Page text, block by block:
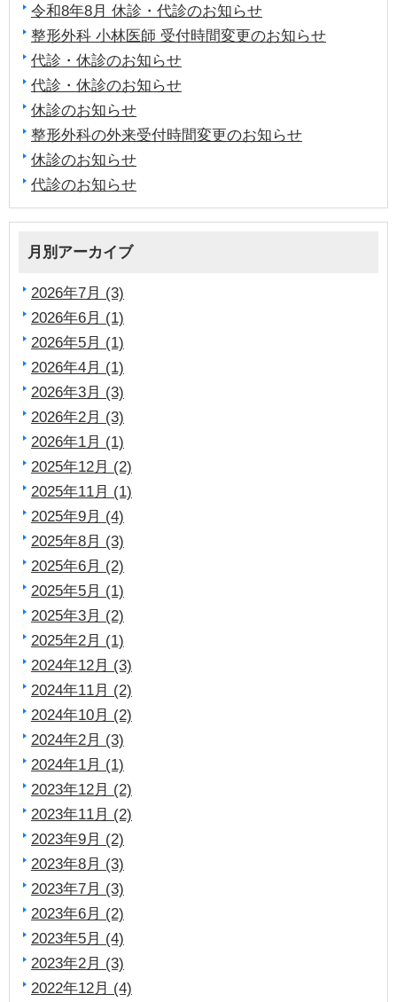
令和8年8月 休診・代診のお知らせ
整形外科 小林医師 受付時間変更のお知らせ
代診・休診のお知らせ
代診・休診のお知らせ
休診のお知らせ
整形外科の外来受付時間変更のお知らせ
休診のお知らせ
代診のお知らせ
月別アーカイブ
2026年7月 (3)
2026年6月 (1)
2026年5月 (1)
2026年4月 (1)
2026年3月 (3)
2026年2月 (3)
2026年1月 (1)
2025年12月 (2)
2025年11月 (1)
2025年9月 (4)
2025年8月 (3)
2025年6月 (2)
2025年5月 (1)
2025年3月 (2)
2025年2月 (1)
2024年12月 (3)
2024年11月 (2)
2024年10月 (2)
2024年2月 (3)
2024年1月 (1)
2023年12月 (2)
2023年11月 (2)
2023年9月 (2)
2023年8月 (3)
2023年7月 (3)
2023年6月 (2)
2023年5月 (4)
2023年2月 (3)
2022年12月 (4)